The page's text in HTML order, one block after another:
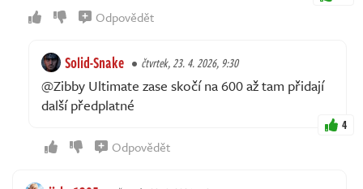
Odpovědět
Solid-Snake čtvrtek, 23. 4. 2026, 9:30
@Zibby Ultimate zase skočí na 600 až tam přidají
další předplatné
4
Odpovědět